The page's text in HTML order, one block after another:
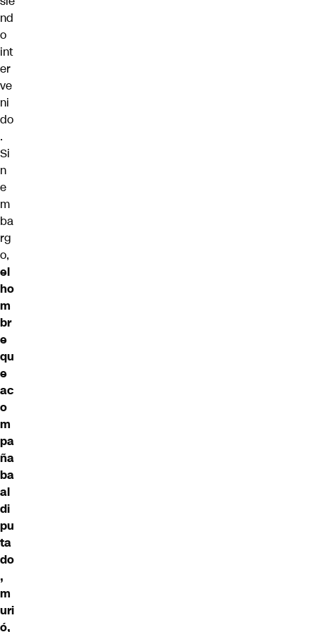
nd
o
int
er
ve
ni
do
.
Si
n
e
m
ba
rg
o,
el
ho
m
br
e
qu
e
ac
o
m
pa
ña
ba
al
di
pu
ta
do
,
m
uri
ó,